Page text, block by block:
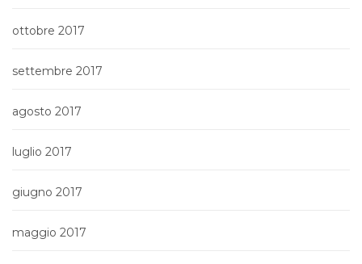
ottobre 2017
settembre 2017
agosto 2017
luglio 2017
giugno 2017
maggio 2017